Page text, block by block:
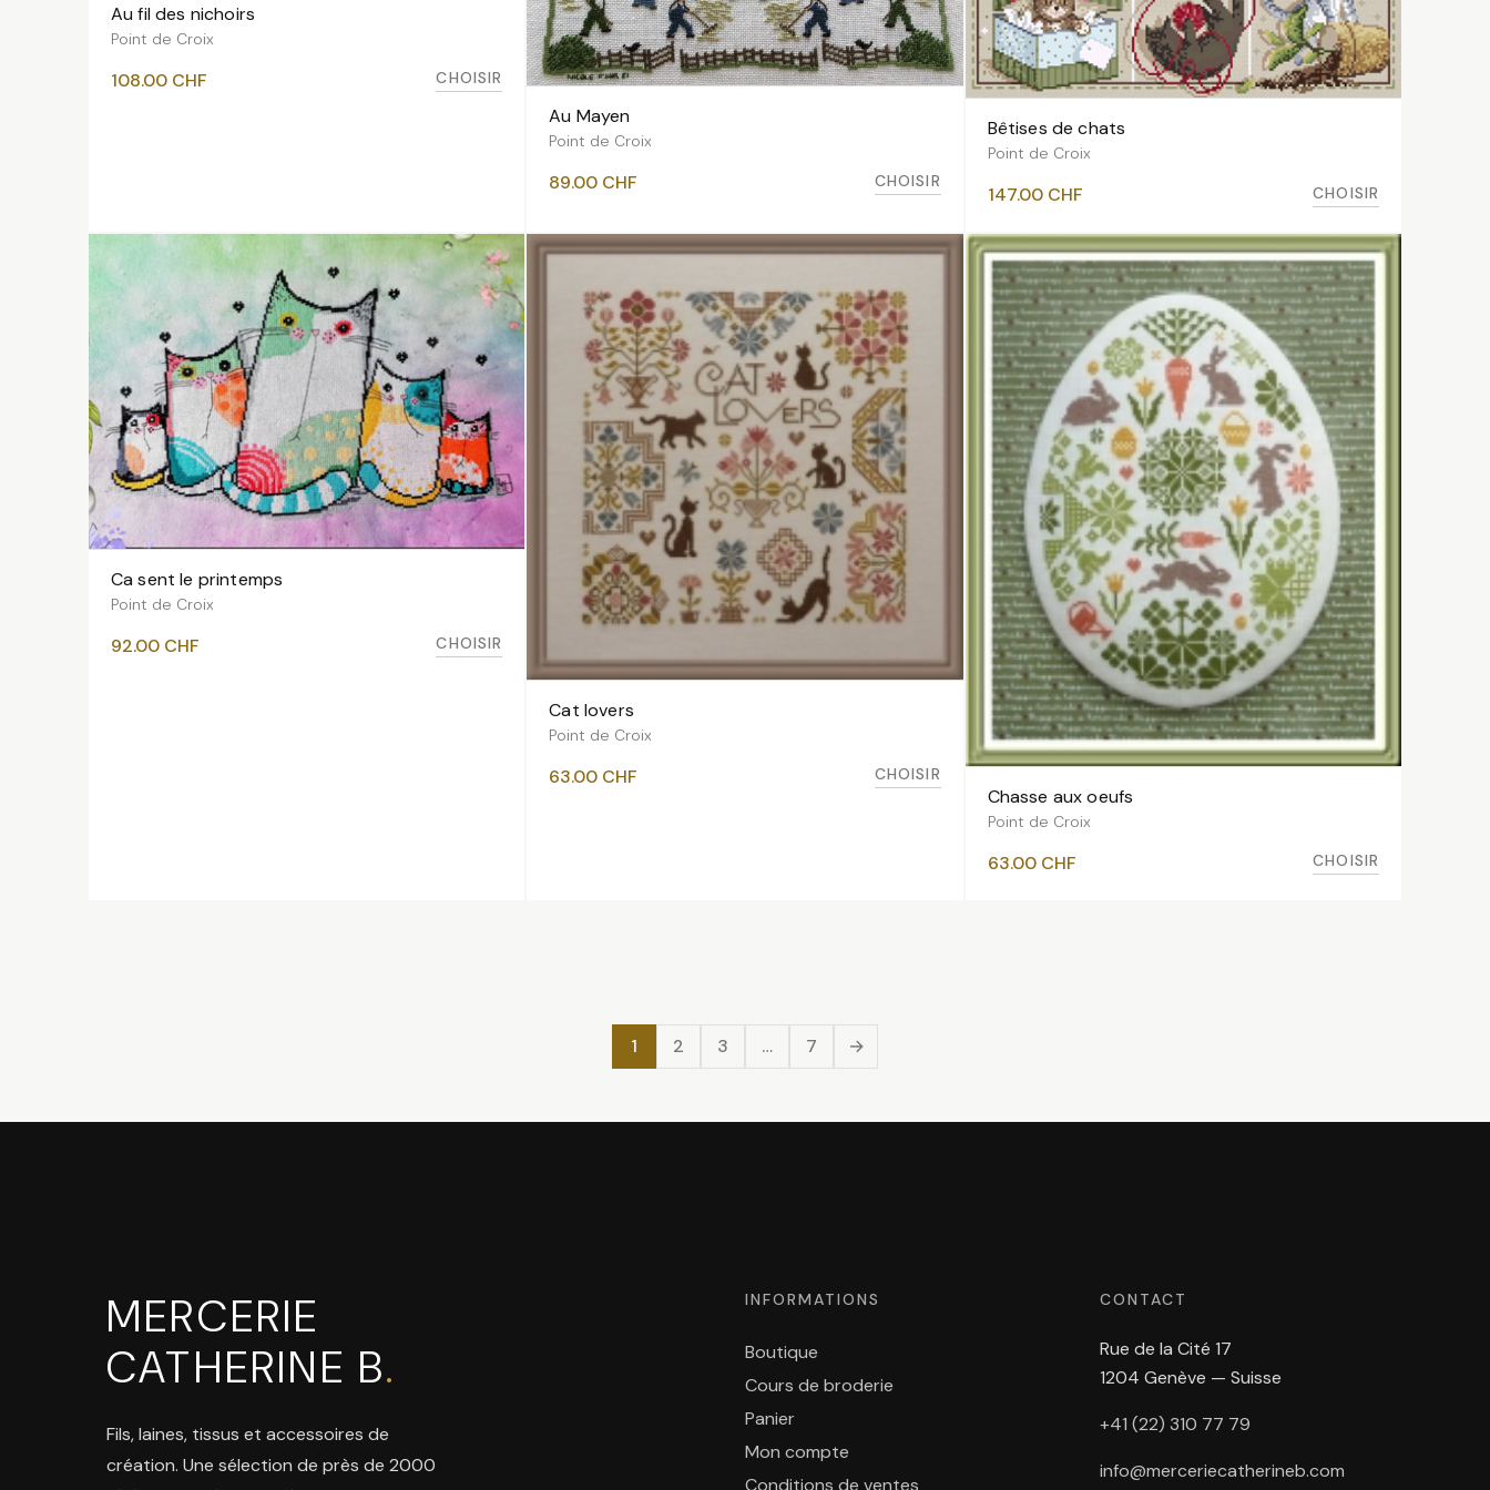
VOIR LES VARIANTES
Au fil des nichoirs
Point de Croix
108.00 CHF
CHOISIR
Au Mayen
Point de Croix
89.00 CHF CHOISIR
VOIR LES VARIANTES
Bêtises de chats
Point de Croix
147.00 CHF CHOISIR
VOIR LES VARIANTES
Ca sent le printemps
Point de Croix
92.00 CHF CHOISIR
Cat lovers
Point de Croix
63.00 CHF
CHOISIR
VOIR LES VARIANTES
Chasse aux oeufs
Point de Croix
63.00 CHF CHOISIR
1 2 3 … 7 →
MERCERIE
CATHERINE B.
Fils, laines, tissus et accessoires de
création. Une sélection de près de 2000
INFORMATIONS
Boutique
Cours de broderie
Panier
Mon compte
Conditions de ventes
CONTACT
Rue de la Cité 17
1204 Genève — Suisse
+41 (22) 310 77 79
info@merceriecatherineb.com